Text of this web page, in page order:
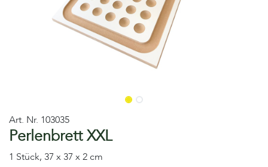
Art. Nr. 103035
Perlenbrett XXL
1 Stück, 37 x 37 x 2 cm